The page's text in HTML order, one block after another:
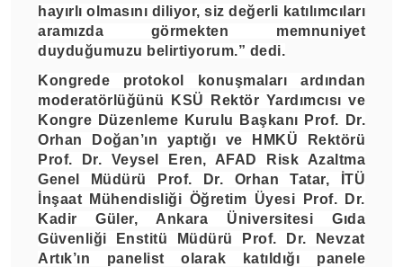
hayırlı olmasını diliyor, siz değerli katılımcıları
aramızda görmekten memnuniyet
duyduğumuzu belirtiyorum.” dedi.
Kongrede protokol konuşmaları ardından
moderatörlüğünü KSÜ Rektör Yardımcısı ve
Kongre Düzenleme Kurulu Başkanı Prof. Dr.
Orhan Doğan’ın yaptığı ve HMKÜ Rektörü
Prof. Dr. Veysel Eren, AFAD Risk Azaltma
Genel Müdürü Prof. Dr. Orhan Tatar, İTÜ
İnşaat Mühendisliği Öğretim Üyesi Prof. Dr.
Kadir Güler, Ankara Üniversitesi Gıda
Güvenliği Enstitü Müdürü Prof. Dr. Nevzat
Artık’ın panelist olarak katıldığı panele